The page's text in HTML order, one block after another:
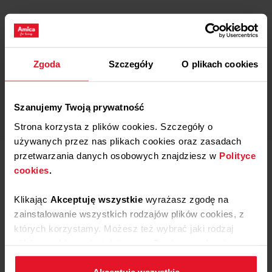
Zgoda Szczegóły O plikach cookies
Szanujemy Twoją prywatność
Strona korzysta z plików cookies. Szczegóły o
używanych przez nas plikach cookies oraz zasadach
przetwarzania danych osobowych znajdziesz w Polityce
cookies
Klikając Akceptuję wszystkie wyrażasz zgodę na
zainstalowanie wszystkich rodzajów plików cookies, z
których korzystamy. Możesz też wybrać jaki rodzaj
klikającZmień ustawienia.
Maciej Pacholak